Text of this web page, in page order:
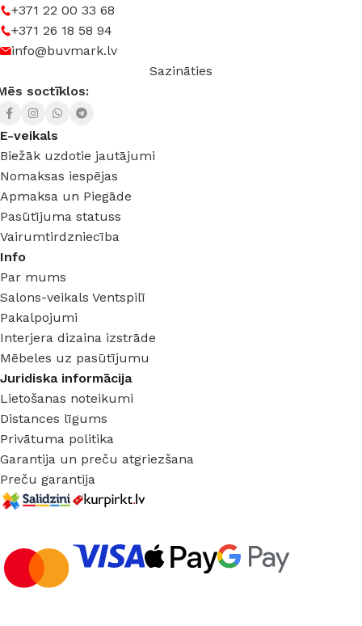
+371 22 00 33 68
+371 26 18 58 94
info@buvmark.lv
Sazināties
soctīklos:
E-veikals
Biežāk uzdotie jautājumi
Nomaksas iespējas
Apmaksa un Piegāde
Pasūtījuma statuss
Vairumtirdzniecība
Info
Par mums
Salons-veikals Ventspilī
Pakalpojumi
Interjera dizaina izstrāde
Mēbeles uz pasūtījumu
Juridiska informācija
Lietošanas noteikumi
Distances līgums
Privātuma politika
Garantija un preču atgriezšana
Preču garantija